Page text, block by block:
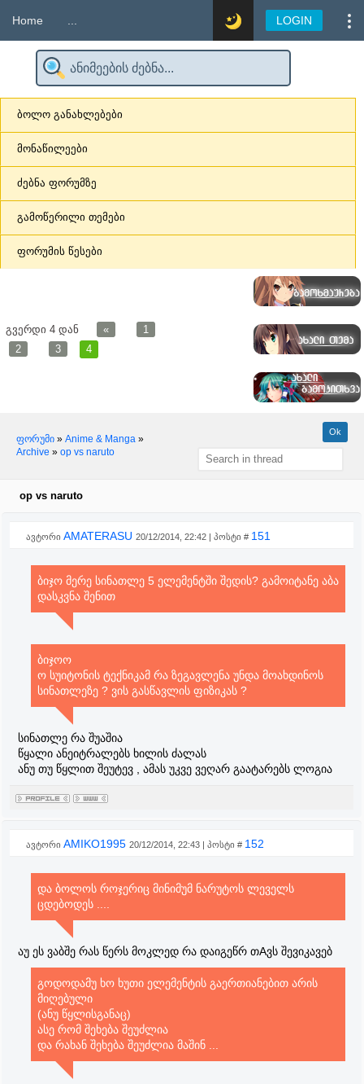
Home LOGIN
ბოლო განახლებები
მონაწილეები
ძებნა ფორუმზე
გამოწერილი თემები
ფორუმის წესები
გვერდი 4 დან «
1
2
3 4
ფორუმი » Anime & Manga »
Archive » op vs naruto
op vs naruto
ავტორი AMATERASU 20/12/2014, 22:42 | პოსტი # 151
ბიჯო მერე სინათლე 5 ელემენტში შედის? გამოიტანე აბა
დასკვნა შენით
ბიჯოო
ო სუიტონის ტექნიკამ რა ზეგავლენა უნდა მოახდინოს
სინათლეზე ? ვის გასწავლის ფიზიკას ?
სინათლე რა შუაშია
წყალი ანეიტრალებს ხილის ძალას
ანუ თუ წყლით შეუტევ , ამას უკვე ვეღარ გაატარებს ლოგია
ავტორი AMIKO1995 20/12/2014, 22:43 | პოსტი # 152
და ბოლოს როჯერიც მინიმუმ ნარუტოს ლეველს
ცდებოდეს ....
აუ ეს ვაბშე რას წერს მოკლედ რა დაიგეწრ თAვს შევიკავებ
გოდოდამუ ხო ხუთი ელემენტის გაერთიანებით არის
მიღებული
(ანუ წყლისგანაც)
ასე რომ შეხება შეუძლია
და რახან შეხება შეუძლია მაშინ ...